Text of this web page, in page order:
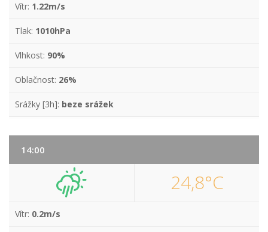
Vítr: 1.22m/s
Tlak: 1010hPa
Vlhkost: 90%
Oblačnost: 26%
Srážky [3h]: beze srážek
14:00
24,8°C
Vítr: 0.2m/s